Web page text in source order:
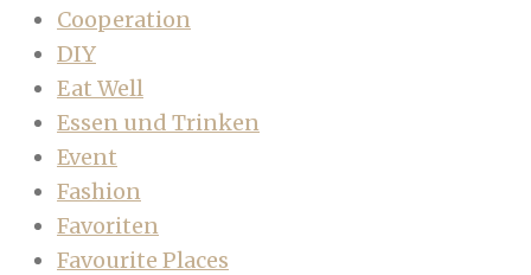
Cooperation
DIY
Eat Well
Essen und Trinken
Event
Fashion
Favoriten
Favourite Places